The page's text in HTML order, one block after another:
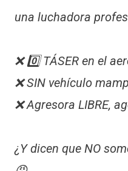
una luchadora
❌ 0️⃣ TÁSER en el
❌ SIN vehículo
❌ Agresora LIBRE,
​¿Y dicen que NO